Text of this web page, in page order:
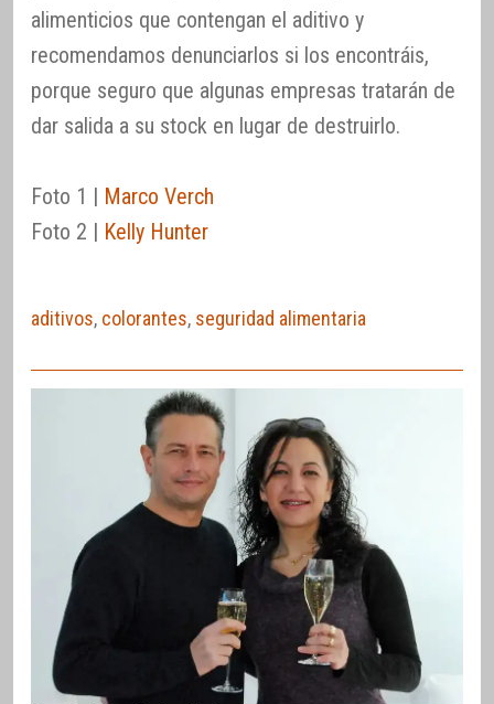
alimenticios que contengan el aditivo y
recomendamos denunciarlos si los encontráis,
porque seguro que algunas empresas tratarán de
dar salida a su stock en lugar de destruirlo.
Foto 1 |
Marco Verch
Foto 2 |
Kelly Hunter
aditivos, colorantes, seguridad alimentaria